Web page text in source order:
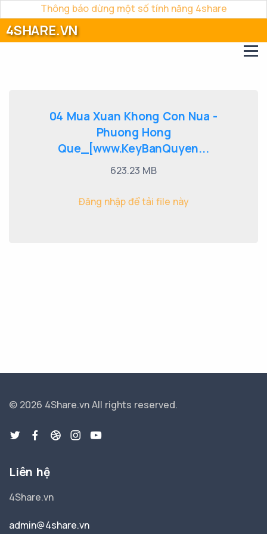
Thông báo dừng một số tính năng 4share
4SHARE.VN
04 Mua Xuan Khong Con Nua -
Phuong Hong
Que_[www.KeyBanQuyen...
623.23 MB
Đăng nhập để tải file này
© 2026 4Share.vnAll rights reserved.
Liên hệ
4Share.vn
admin@4share.vn